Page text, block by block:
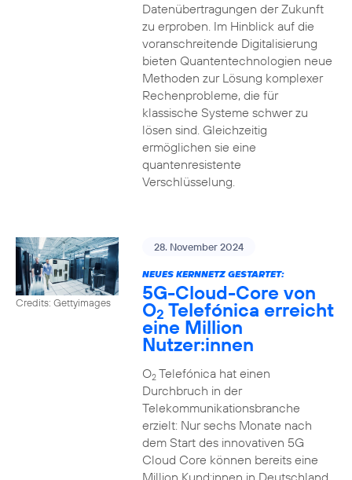
Datenübertragungen der Zukunft
zu erproben. Im Hinblick auf die
voranschreitende Digitalisierung
bieten Quantentechnologien neue
Methoden zur Lösung komplexer
Rechenprobleme, die für
klassische Systeme schwer zu
lösen sind. Gleichzeitig
ermöglichen sie eine
quantenresistente
Verschlüsselung.
Credits: Gettyimages
28. November 2024
NEUES KERNNETZ GESTARTET:
5G-Cloud-Core von
O2 Telefónica erreicht
eine Million
Nutzer:innen
O2Telefónica hat einen
Durchbruch in der
Telekommunikationsbranche
erzielt: Nur sechs Monate nach
dem Start des innovativen 5G
Cloud Core können bereits eine
Million Kund:innen in Deutschland